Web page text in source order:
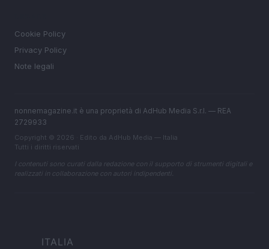
Cookie Policy
Privacy Policy
Note legali
nonnemagazine.it è una proprietà di AdHub Media S.r.l. — REA
2729933
Copyright © 2026 · Edito da AdHub Media — Italia
Tutti i diritti riservati
I contenuti sono curati dalla redazione con il supporto di strumenti digitali e
realizzati in collaborazione con autori indipendenti.
ITALIA